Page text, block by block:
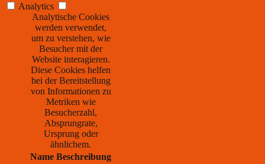
Analytics
Analytische Cookies
werden verwendet,
um zu verstehen, wie
Besucher mit der
Website interagieren.
Diese Cookies helfen
bei der Bereitstellung
von Informationen zu
Metriken wie
Besucherzahl,
Absprungrate,
Ursprung oder
ähnlichem.
Name Beschreibung